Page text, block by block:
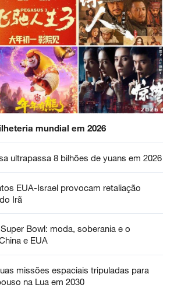
mundial em 2026
ultrapassa 8 bilhões de yuans em 2026
EUA-Israel provocam retaliação
Irã
Bowl: moda, soberania e o
e EUA
missões espaciais tripuladas para
na Lua em 2030